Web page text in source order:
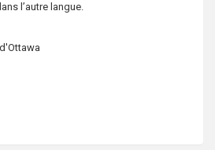
l’autre langue.